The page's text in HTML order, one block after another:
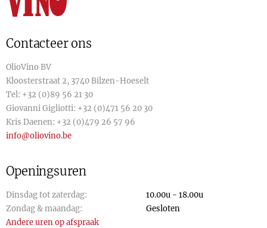
Contacteer ons
OlioVino BV
Kloosterstraat 2, 3740 Bilzen-Hoeselt
Tel: +32 (0)89 56 21 30
Giovanni Gigliotti: +32 (0)471 56 20 30
Kris Daenen: +32 (0)479 26 57 96
info@oliovino.be
Openingsuren
Dinsdag tot zaterdag:
10.00u - 18.00u
Zondag & maandag:
Gesloten
Andere uren op afspraak